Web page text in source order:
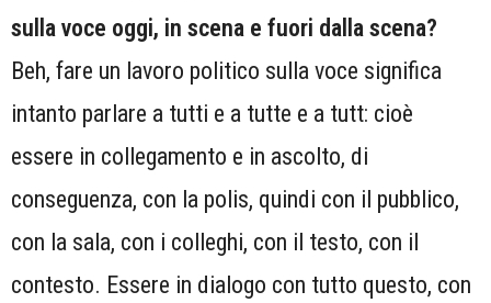
sulla voce oggi, in scena e fuori dalla scena?
Beh, fare un lavoro politico sulla voce significa
intanto parlare a tutti e a tutte e a tutt: cioè
essere in collegamento e in ascolto, di
conseguenza, con la polis, quindi con il pubblico,
con la sala, con i colleghi, con il testo, con il
contesto. Essere in dialogo con tutto questo, con